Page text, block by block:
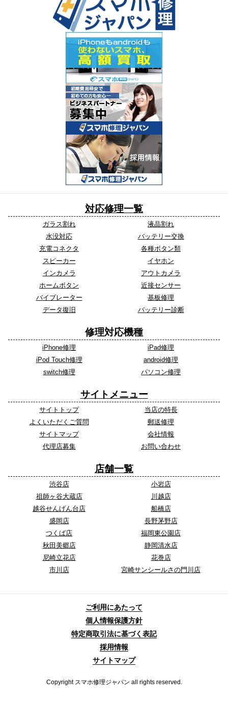
対応修理一覧
ガラス割れ
液晶割れ
水没対応
バッテリー交換
充電コネクタ
各種ボタン類
スピーカー
イヤホン
インカメラ
アウトカメラ
ホームボタン
近接センサー
バイブレーター
基板修理
データ復旧
バッテリー診断
修理対応機種
iPhone修理
iPad修理
iPod Touch修理
android修理
switch修理
パソコン修理
サイトメニュー
サイトトップ
当店の特長
よくいただくご質問
郵送修理
サイトマップ
会社情報
代理店募集
お問い合わせ
店舗一覧
渋谷店
小岩店
祖師ヶ谷大蔵店
川越店
越谷せんげん台店
船橋店
盛岡店
長野茅野店
つくば店
福岡東公園店
秋田美郷店
静岡清水店
尼崎立花店
花巻店
市川店
宮崎サンシールさの門川店
ご利用にあたって
個人情報保護方針
特定商取引法に基づく表記
採用情報
サイトマップ
Copyright スマホ修理ジャパン all rights reserved.